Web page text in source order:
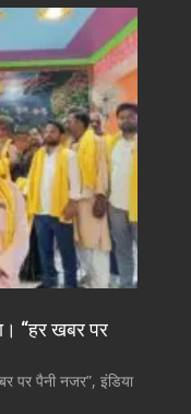
“हर खबर पर
पर पैनी नजर”, इंडिया